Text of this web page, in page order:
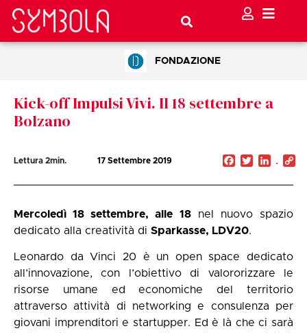
FONDAZIONE
Kick-off Impulsi Vivi. Il 18 settembre a
Bolzano
Lettura 2min. 17 Settembre 2019 Facebook
Twitter
Mercoledì 18 settembre, alle 18nel nuovo spazio
dedicato alla creatività di Sparkasse, LDV20.
Leonardo da Vinci 20 è un open space dedicato
all’innovazione, con l’obiettivo di valororizzare le
risorse umane ed economiche del territorio
attraverso attività di networking e consulenza per
giovani imprenditori e startupper. Ed è là che ci sarà